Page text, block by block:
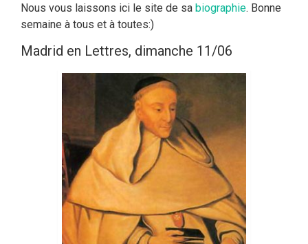
Nous vous laissons ici le site de sa biographie. Bonne
semaine à tous et à toutes:)
Madrid en Lettres, dimanche 11/06